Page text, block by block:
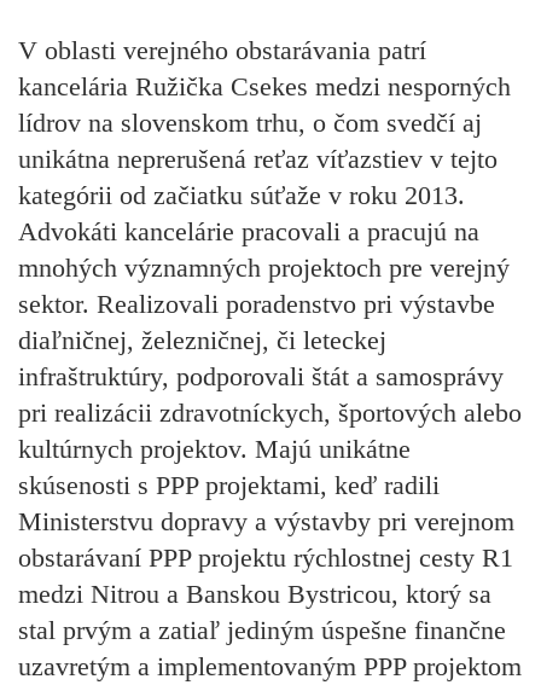
V oblasti verejného obstarávania patrí
kancelária Ružička Csekes medzi nesporných
lídrov na slovenskom trhu, o čom svedčí aj
unikátna neprerušená reťaz víťazstiev v tejto
kategórii od začiatku súťaže v roku 2013.
Advokáti kancelárie pracovali a pracujú na
mnohých významných projektoch pre verejný
sektor. Realizovali poradenstvo pri výstavbe
diaľničnej, železničnej, či leteckej
infraštruktúry, podporovali štát a samosprávy
pri realizácii zdravotníckych, športových alebo
kultúrnych projektov. Majú unikátne
skúsenosti s PPP projektami, keď radili
Ministerstvu dopravy a výstavby pri verejnom
obstarávaní PPP projektu rýchlostnej cesty R1
medzi Nitrou a Banskou Bystricou, ktorý sa
stal prvým a zatiaľ jediným úspešne finančne
uzavretým a implementovaným PPP projektom